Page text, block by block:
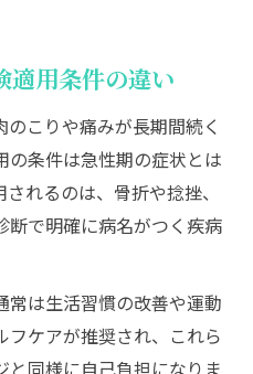
適用条件の違い
こりや痛みが長期間続く
条件は急性期の症状とは
れるのは、骨折や捻挫、
断で明確に病名がつく疾病
は生活習慣の改善や運動
ケアが推奨され、これら
同様に自己負担になりま